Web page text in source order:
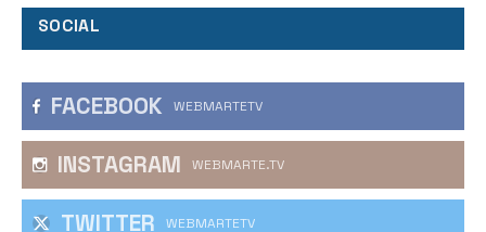
SOCIAL
FACEBOOK WEBMARTETV
INSTAGRAM WEBMARTE.TV
TWITTER WEBMARTETV